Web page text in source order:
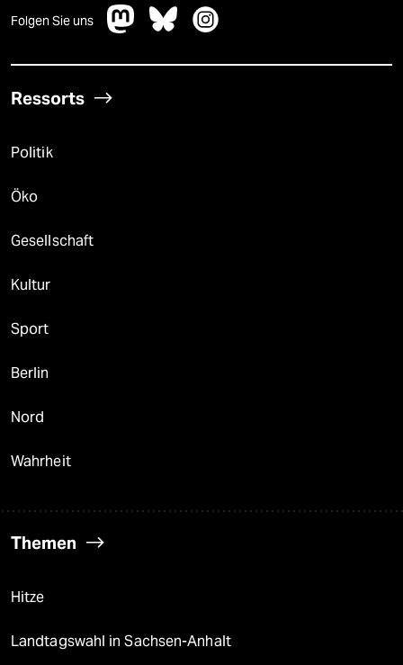
Folgen Sie uns
Ressorts
Politik
Öko
Gesellschaft
Kultur
Sport
Berlin
Nord
Wahrheit
Themen
Hitze
Landtagswahl in Sachsen-Anhalt